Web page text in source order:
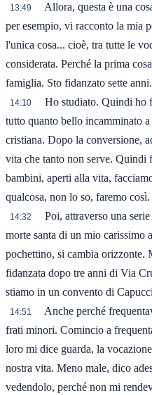
13:49
Allora, questa è una
per esempio, vi racconto la mia
l'unica cosa... cioè, tra tutte le
considerata. Perché la prima
famiglia. Sto fidanzato sette anni.
14:10
Ho studiato. Quindi ho
tutto quanto bello incamminato
cristiana. Dopo la conversione,
vita che tanto non serve. Quindi
bambini, aperti alla vita,
qualcosa, non lo so, faremo così.
14:32
Poi, attraverso una
morte santa di un mio carissimo
pochettino, si cambia orizzonte.
fidanzata dopo tre anni di Via
stiamo in un convento di
14:51
Anche perché
frati minori. Comincio a
loro mi dice guarda, la
nostra vita. Meno male, dico
vedendolo, perché non mi